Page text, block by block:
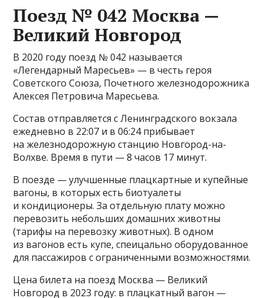
Поезд № 042 Москва —
Великий Новгород
В 2020 году поезд № 042 называется
«Легендарный Маресьев» — в честь героя
Советского Союза, Почетного железнодорожника
Алексея Петровича Маресьева.
Состав отправляется с Ленинградского вокзала
ежедневно в 22:07 и в 06:24 прибывает
на железнодорожную станцию Новгород-на-
Волхве. Время в пути — 8 часов 17 минут.
В поезде — улучшенные плацкартные и купейные
вагоны, в которых есть биотуалеты
и кондиционеры. За отдельную плату можно
перевозить небольших домашних животны
(тарифы на перевозку животных). В одном
из вагонов есть купе, спеицально оборудованное
для пассажиров с ограниченными возможностями.
Цена билета на поезд Москва — Великий
Новгород в 2023 году: в плацкатный вагон —